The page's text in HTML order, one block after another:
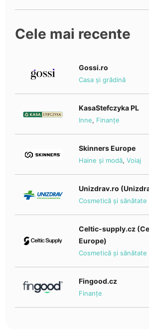
Cele mai recente
Gossi.ro
Casa și grădină
KasaStefczyka PL
Inne, Finanțe
Skinners Europe
Haine și modă, Voiaj
Unizdrav.ro
Cosmetică și sănătate
Celtic-supply.cz
Europe)
Cosmetică și sănătate
Fingood.cz
Finanțe